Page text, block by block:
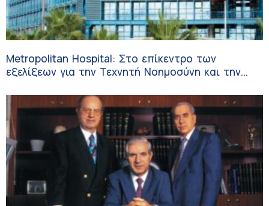
Metropolitan Hospital: Στο επίκεντρο των
εξελίξεων για την Τεχνητή Νοημοσύνη και την